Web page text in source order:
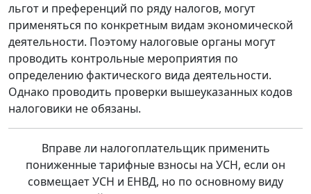
льгот и преференций по ряду налогов, могут
применяться по конкретным видам экономической
деятельности. Поэтому налоговые органы могут
проводить контрольные мероприятия по
определению фактического вида деятельности.
Однако проводить проверки вышеуказанных кодов
налоговики не обязаны.
Вправе ли налогоплательщик применить
пониженные тарифные взносы на УСН, если он
совмещает УСН и ЕНВД, но по основному виду